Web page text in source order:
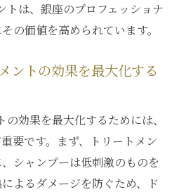
トは、銀座のプロフェッショナ
の価値を高められています。
トの効果を最大化する
効果を最大化するためには、
要です。まず、トリートメン
シャンプーは低刺激のものを
よるダメージを防ぐため、ド